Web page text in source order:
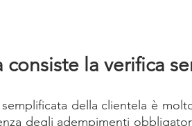
consiste la verifica
semplificata della clientela è
degli adempimenti